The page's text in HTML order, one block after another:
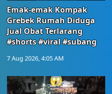
Emak-emak Kompak
Grebek Rumah Diduga
Jual Obat Terlarang
#shorts #viral #subang
7 Aug 2026, 4:05 AM